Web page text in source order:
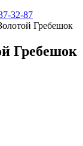
32-87
Гребешок
Гребешок